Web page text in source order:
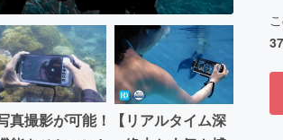
真撮影が可能！【リアルタイム深